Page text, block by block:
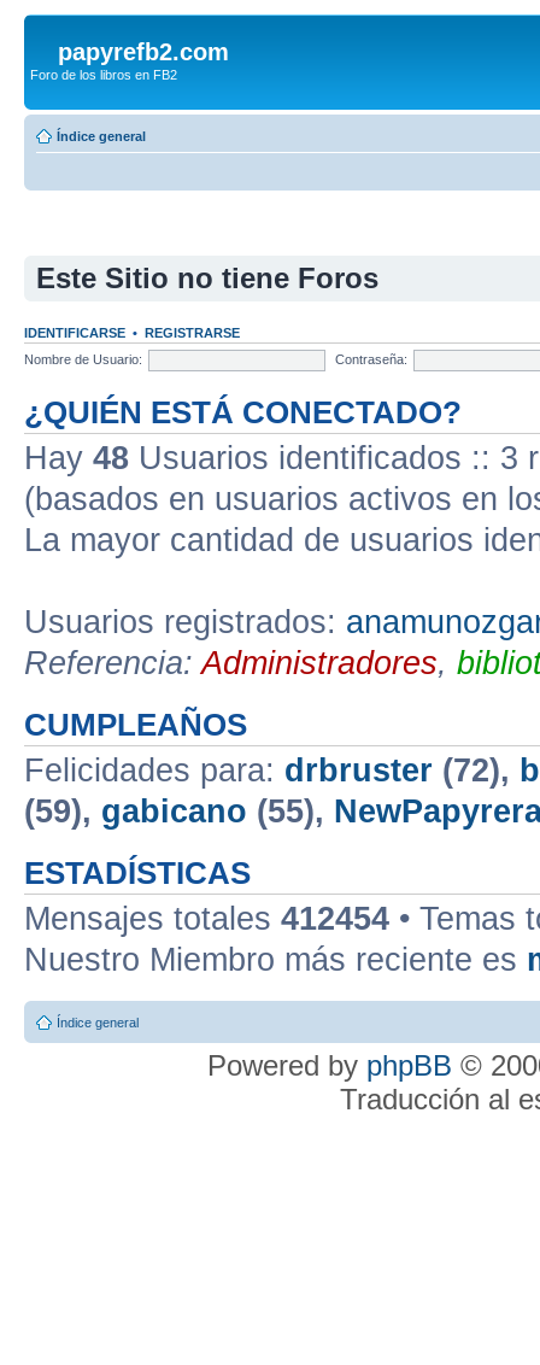
papyrefb2.com
Foro de los libros en FB2
Índice general
Este Sitio no tiene Foros
IDENTIFICARSE • REGISTRARSE
Nombre de Usuario:
Contraseña:
¿QUIÉN ESTÁ CONECTADO?
Hay 48 Usuarios identificados :: 3
(basados en usuarios activos en
La mayor cantidad de usuarios
Usuarios registrados:
Referencia:Administradores,
CUMPLEAÑOS
Felicidades para: drbruster (72),
(59), gabicano (55),
ESTADÍSTICAS
Mensajes totales 412454 • Temas
Nuestro Miembro más reciente es
Índice general
Powered by phpBB ©
Traducción al